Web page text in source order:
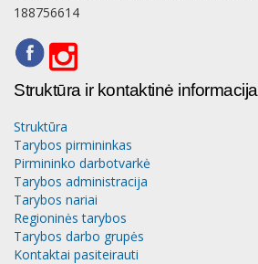
188756614
Struktūra ir kontaktinė informacija
Struktūra
Tarybos pirmininkas
Pirmininko darbotvarkė
Tarybos administracija
Tarybos nariai
Regioninės tarybos
Tarybos darbo grupės
Kontaktai pasiteirauti